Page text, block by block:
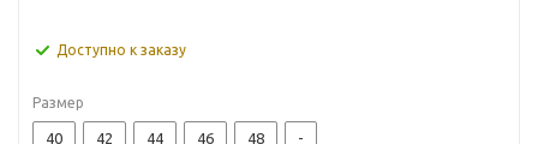
Доступно к заказу
Размер
40 42 44 46 48 -